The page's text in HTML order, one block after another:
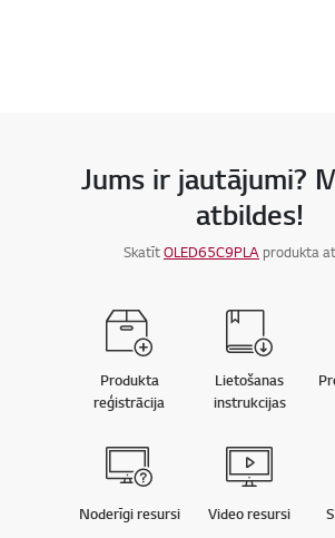
Jums ir jautājumi?
atbildes!
SkatītOLED65C9PLAprodukta
Produkta
reģistrācija
Lietošanas
instrukcijas
Noderīgi resursi Video resursi